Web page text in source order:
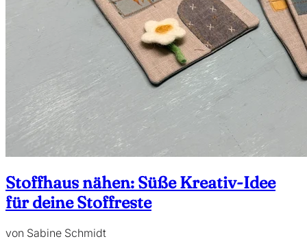
Stoffhaus nähen: Süße Kreativ-Idee
für deine Stoffreste
von Sabine Schmidt